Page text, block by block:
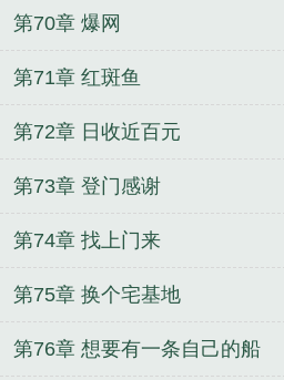
第70章 爆网
第71章 红斑鱼
第72章 日收近百元
第73章 登门感谢
第74章 找上门来
第75章 换个宅基地
第76章 想要有一条自己的船